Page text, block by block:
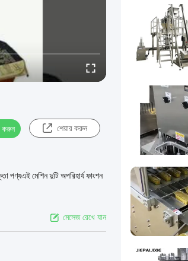
করুন শেয়ার করুন
পণ্যএই মেশিন দুটি অপরিহার্য ফাংশন
মেসেজ রেখে যান